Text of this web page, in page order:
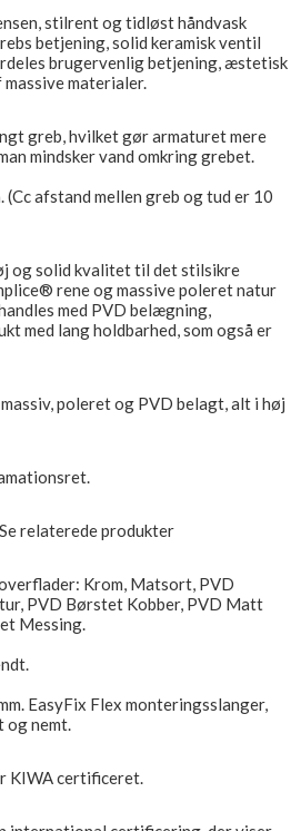
stilrent og tidløst håndvask
betjening, solid keramisk ventil
brugervenlig betjening, æstetisk
materialer.
greb, hvilket gør armaturet mere
mindsker vand omkring grebet.
(Cc afstand mellen greb og tud er 10
og solid kvalitet til det stilsikre
rene og massive poleret natur
med PVD belægning,
med lang holdbarhed, som også er
poleret og PVD belagt, alt i høj
relaterede produkter
Krom, Matsort, PVD
PVD Børstet Kobber, PVD Matt
Messing.
EasyFix Flex monteringsslanger,
og nemt.
KIWA certificeret.